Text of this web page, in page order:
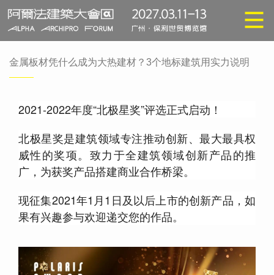
金属板材凭什么成为大热建材？3个地标建筑用实力说明
2021-2022年度“北极星奖”评选正式启动！
北极星奖是建筑领域专注推动创新、最大最具权
威性的奖项。致力于全建筑领域创新产品的推
广，为获奖产品搭建商业合作桥梁。
现征集2021年1月1日及以后上市的创新产品，如
果有兴趣参与欢迎递交您的作品。